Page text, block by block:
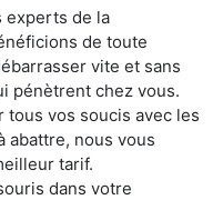
experts de la
de toute
vite et sans
pénètrent chez vous.
vos soucis avec les
abattre, nous vous
tarif.
dans votre